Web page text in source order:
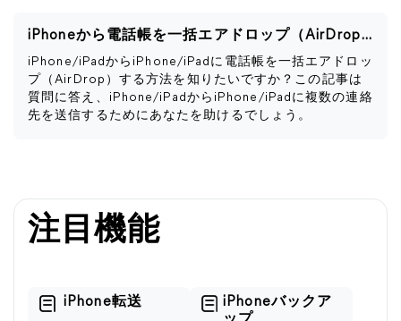
iPhoneから電話帳を一括エアドロップ（AirDrop）する方法
iPhone/iPadからiPhone/iPadに電話帳を一括エアドロッ
プ（AirDrop）する方法を知りたいですか？この記事は
質問に答え、iPhone/iPadからiPhone/iPadに複数の連絡
先を送信するためにあなたを助けるでしょう。
注目機能
iPhone転送
iPhoneバックア